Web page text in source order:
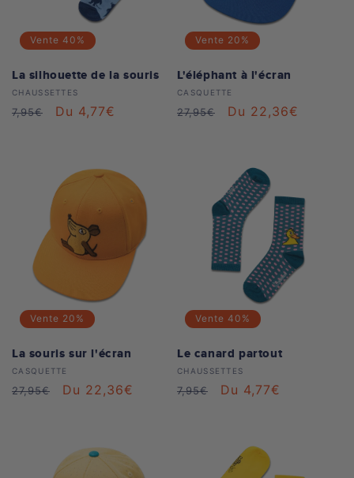
Vente 40%
La silhouette de la souris
Distributeur :
CHAUSSETTES
Prix
7,95€
Prix
Du 4,77€
Vente 20%
L'éléphant à l'écran
Distributeur :
CASQUETTE
Prix
27,95€
Prix
Du 22,36€
Vente 20%
La souris sur l'écran
Distributeur :
CASQUETTE
Prix
27,95€
Prix
Du 22,36€
Vente 40%
Le canard partout
Distributeur :
CHAUSSETTES
Prix
7,95€
Prix
Du 4,77€